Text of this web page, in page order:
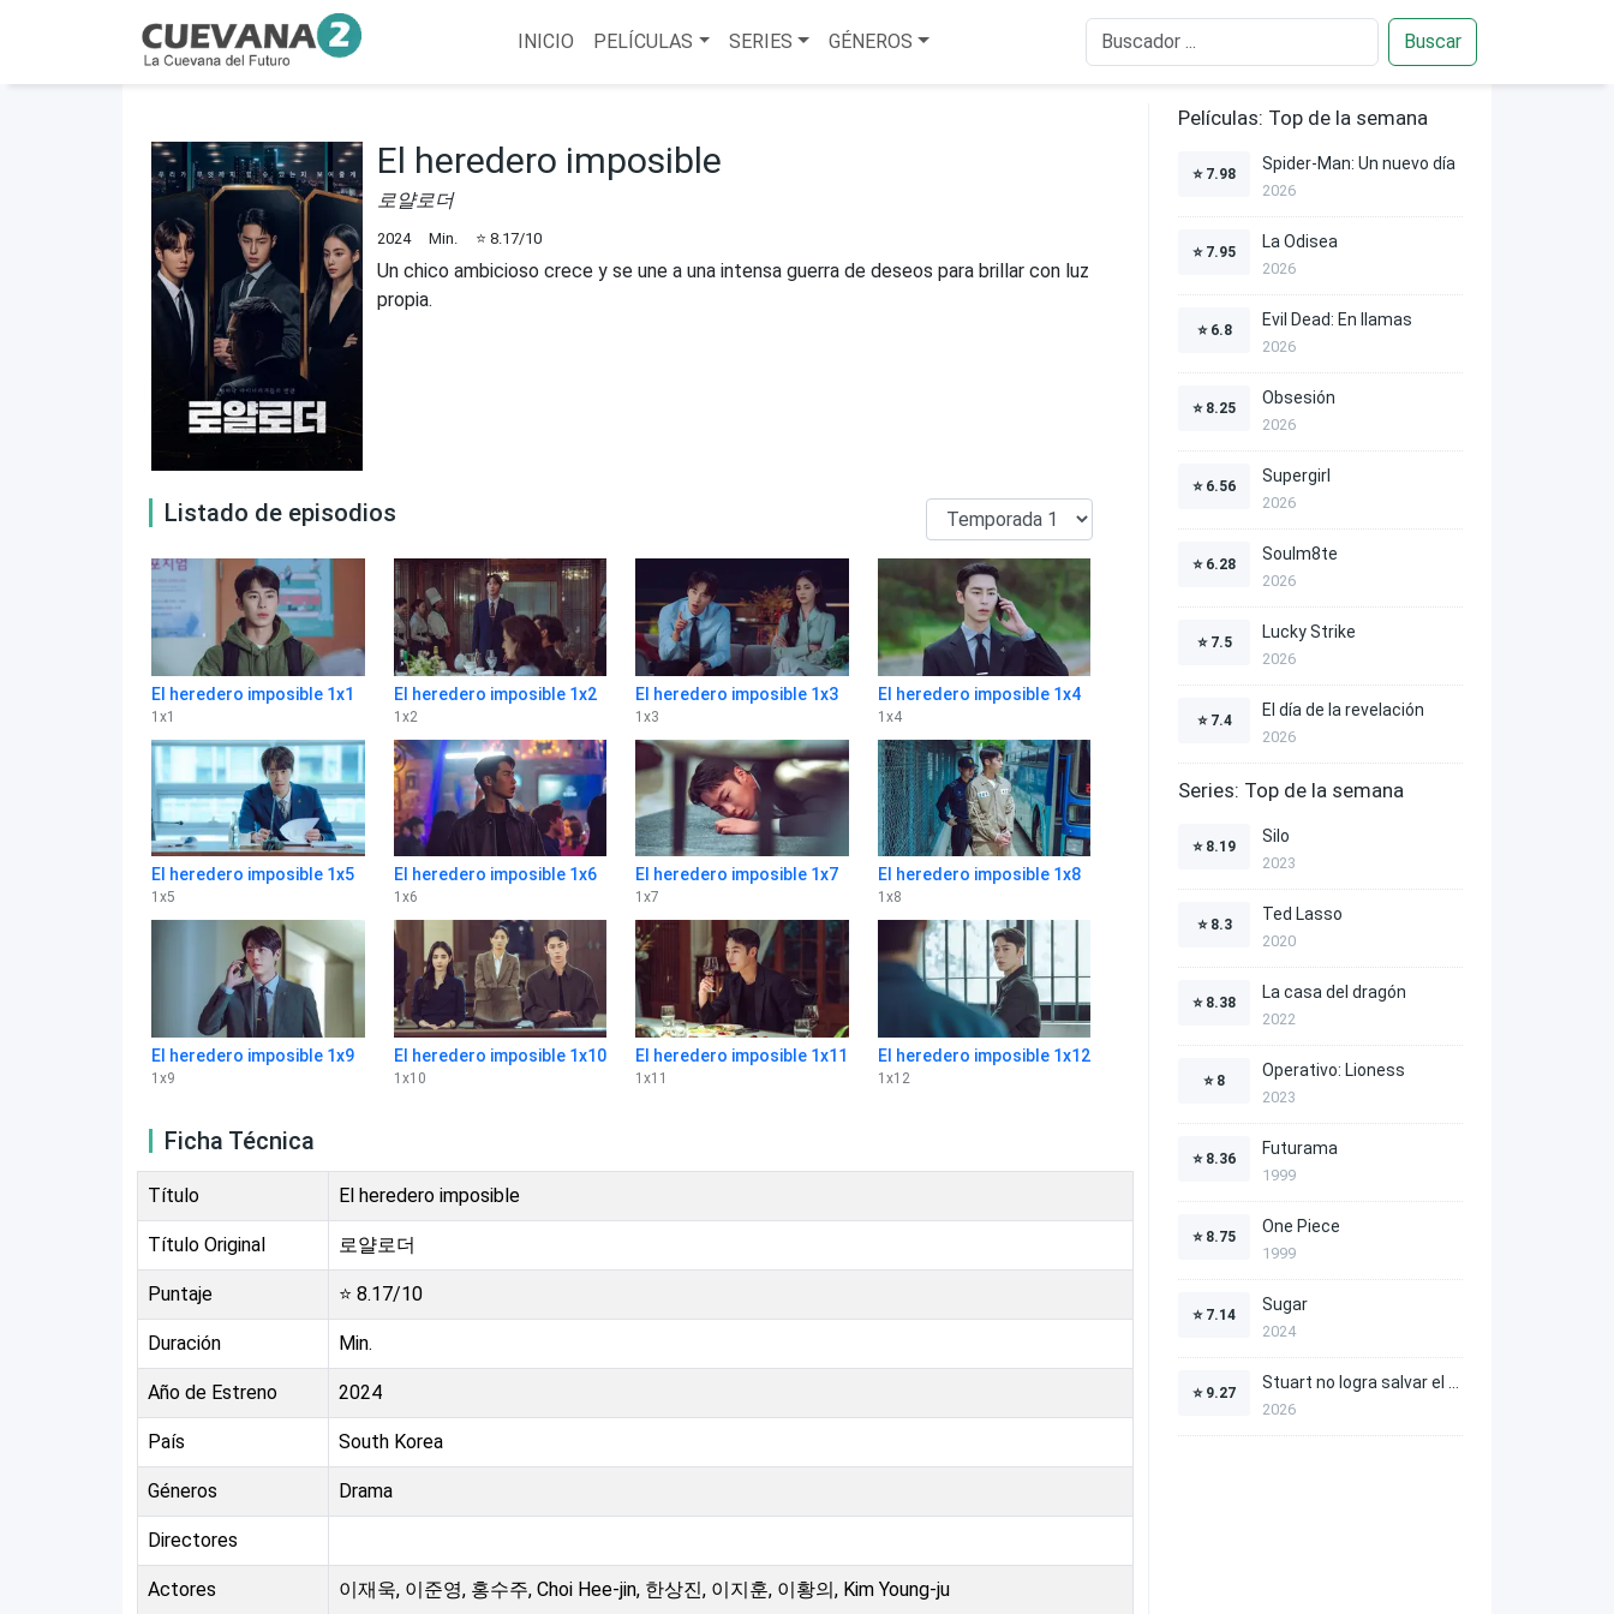
INICIO PELÍCULAS SERIES GÉNEROS Buscar
El heredero imposible
로얄로더
2024 Min. ⭐ 8.17/10
Un chico ambicioso crece y se une a una intensa guerra de deseos para brillar con luz
propia.
Listado de episodios
El heredero imposible 1x1
1 x1
El heredero imposible 1x2
1 x2
El heredero imposible 1x3
1 x3
El heredero imposible 1x4
1 x4
El heredero imposible 1x5
1 x5
El heredero imposible 1x6
1 x6
El heredero imposible 1x7
1 x7
El heredero imposible 1x8
1 x8
El heredero imposible 1x9
1 x9
El heredero imposible 1x10
1 x10
El heredero imposible 1x11
1 x11
El heredero imposible 1x12
1 x12
Ficha Técnica
Título El heredero imposible
Título Original 로얄로더
Puntaje ⭐ 8.17/10
Duración Min.
Año de Estreno 2024
País South Korea
Géneros Drama
Directores
Actores 이재욱, 이준영, 홍수주, Choi Hee-jin, 한상진, 이지훈, 이황의, Kim Young-ju
Películas: Top de la semana
⭐ 7.98
Spider-Man: Un nuevo día
2026
⭐ 7.95
La Odisea
2026
⭐ 6.8
Evil Dead: En llamas
2026
⭐ 8.25
Obsesión
2026
⭐ 6.56
Supergirl
2026
⭐ 6.28
Soulm8te
2026
⭐ 7.5
Lucky Strike
2026
⭐ 7.4
El día de la revelación
2026
Series: Top de la semana
⭐ 8.19
Silo
2023
⭐ 8.3
Ted Lasso
2020
⭐ 8.38
La casa del dragón
2022
⭐ 8
Operativo: Lioness
2023
⭐ 8.36
Futurama
1999
⭐ 8.75
One Piece
1999
⭐ 7.14
Sugar
2024
⭐ 9.27
2026